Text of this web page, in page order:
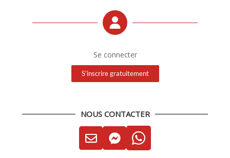
Se connecter
S'inscrire gratuitement
NOUS CONTACTER